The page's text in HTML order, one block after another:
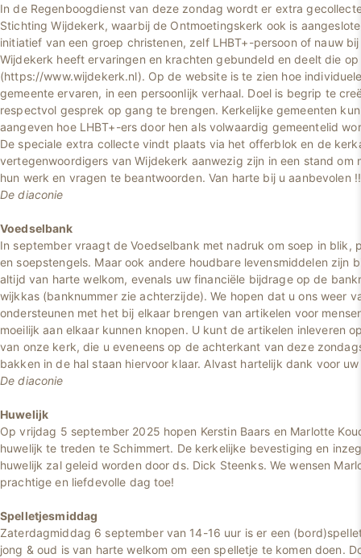
In de Regenboogdienst van deze zondag wordt er extra
Stichting Wijdekerk, waarbij de Ontmoetingskerk ook is
initiatief van een groep christenen, zelf LHBT+-persoon of nauw
Wijdekerk heeft ervaringen en krachten gebundeld en deelt die
(https://www.wijdekerk.nl). Op de website is te zien hoe
gemeente ervaren, in een persoonlijk verhaal. Doel is begrip te
respectvol gesprek op gang te brengen. Kerkelijke gemeenten
aangeven hoe LHBT+-ers door hen als volwaardig gemeentelid
De speciale extra collecte vindt plaats via het offerblok en de
vertegenwoordigers van Wijdekerk aanwezig zijn in een stand om
hun werk en vragen te beantwoorden. Van harte bij u aanbevolen !!
De diaconie
Voedselbank
In september vraagt de Voedselbank met nadruk om soep in blik,
en soepstengels. Maar ook andere houdbare levensmiddelen zijn
altijd van harte welkom, evenals uw financiële bijdrage op de
wijkkas (banknummer zie achterzijde). We hopen dat u ons weer
ondersteunen met het bij elkaar brengen van artikelen voor
moeilijk aan elkaar kunnen knopen. U kunt de artikelen inleveren
van onze kerk, die u eveneens op de achterkant van deze
bakken in de hal staan hiervoor klaar. Alvast hartelijk dank voor
De diaconie
Huwelijk
Op vrijdag 5 september 2025 hopen Kerstin Baars en Marlotte
huwelijk te treden te Schimmert. De kerkelijke bevestiging en
huwelijk zal geleid worden door ds. Dick Steenks. We wensen
prachtige en liefdevolle dag toe!
Spelletjesmiddag
Zaterdagmiddag 6 september van 14-16 uur is er een
jong & oud is van harte welkom om een spelletje te komen doen.